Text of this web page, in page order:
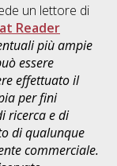
un lettore di
Reader
più ampie
essere
effettuato il
per fini
ricerca e di
di qualunque
commerciale.